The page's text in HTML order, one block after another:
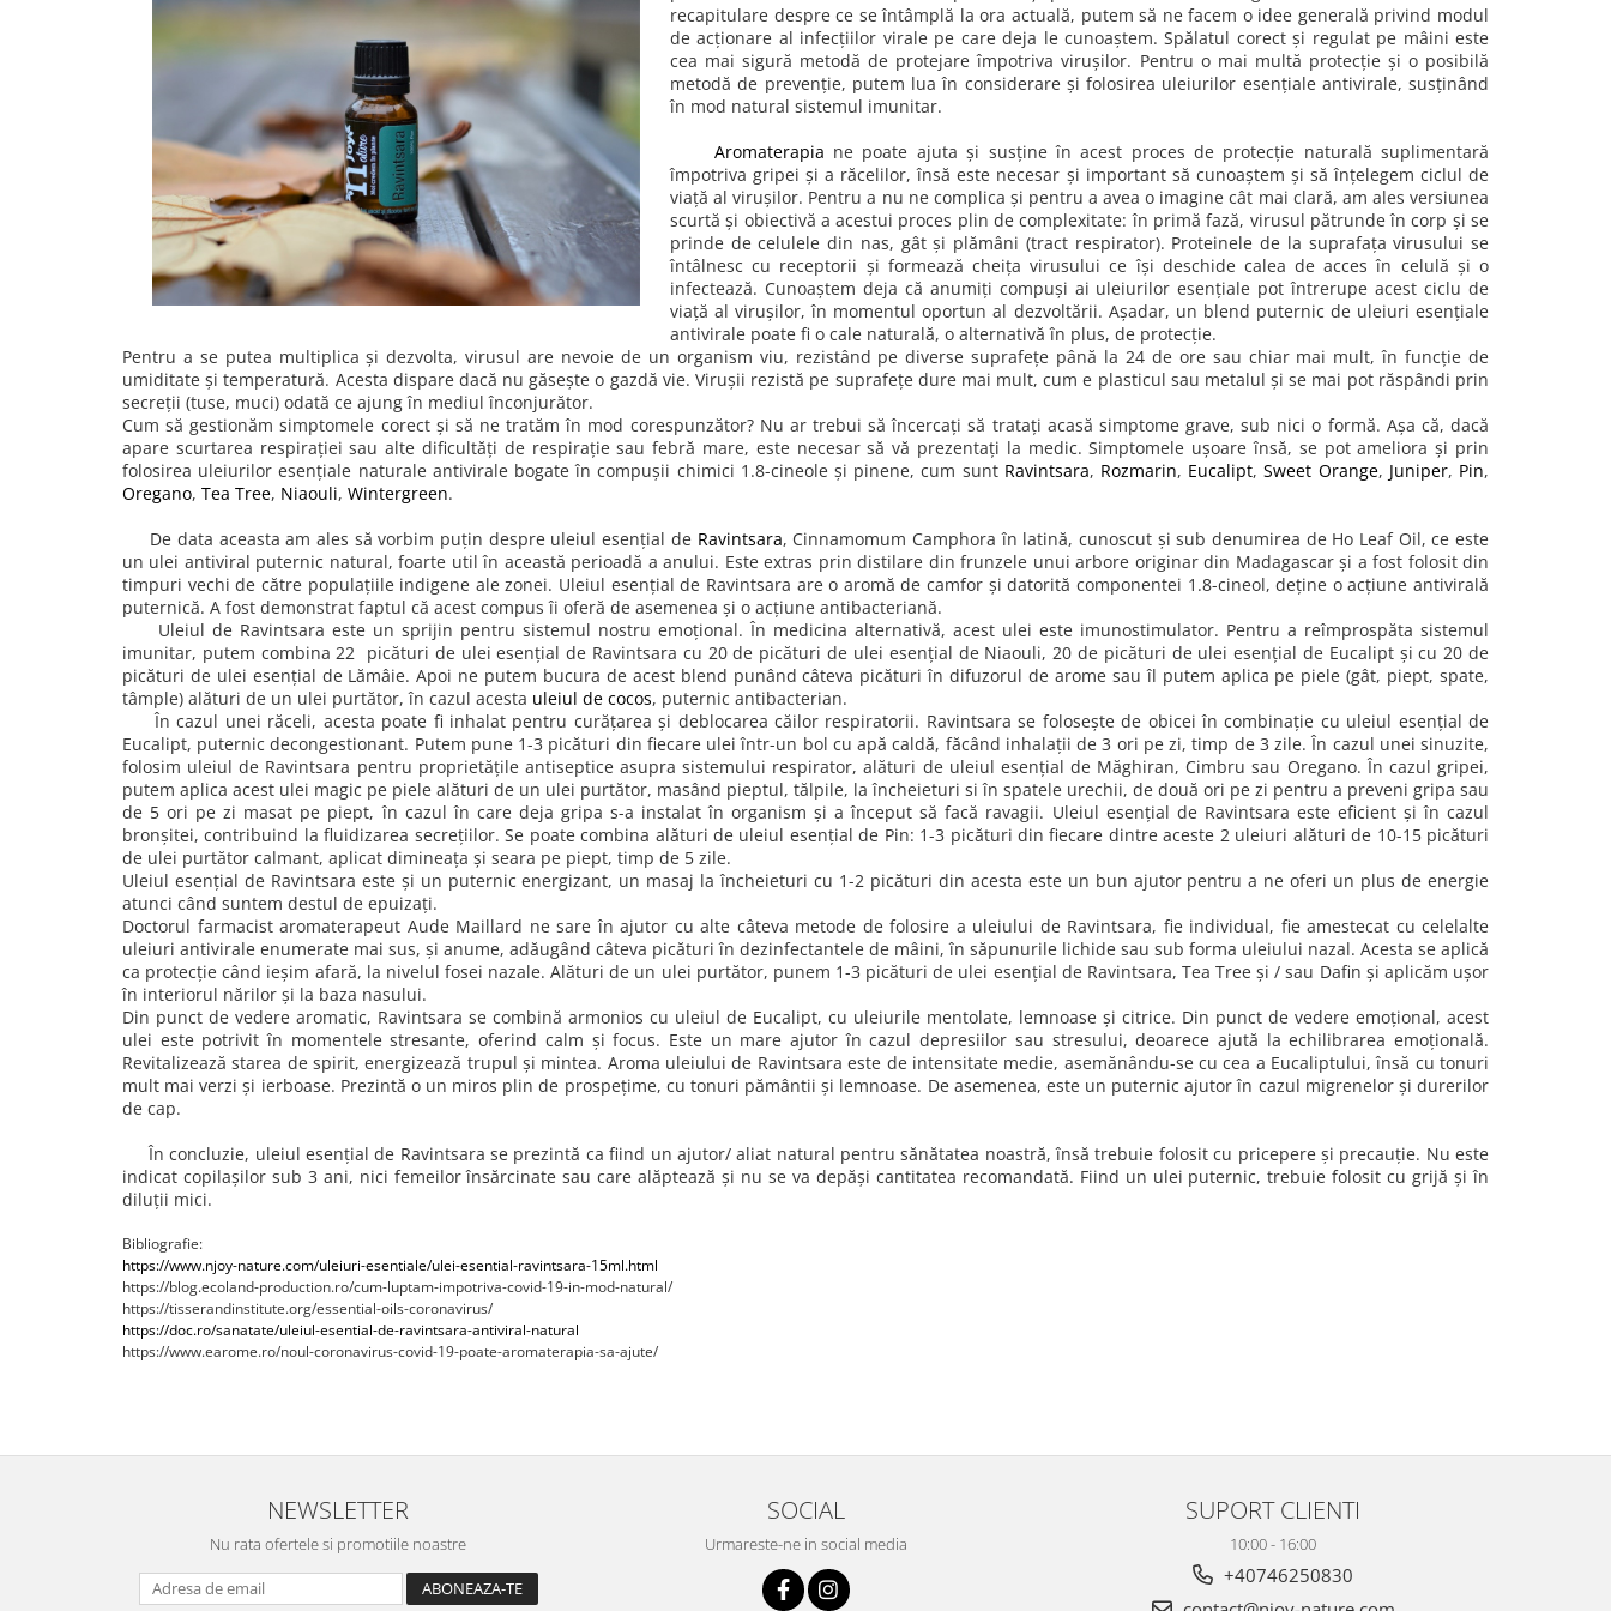
Chakrele si Uleiurile Esentiale
Arome tomnatice pentru încălzirea
Uleiul esențial de Ravintsara
Lună plină, bine ai revenit, te simt
Uleiul esenţial de Tămâie
Cum integrăm uleiurile esențiale în
8 Mituri despre uleiurile esențiale
Crăciun iubit, bine ai venit!
Ghidul Uleiurilor Esentiale
Ce trebuie sa stim atunci cand
folosim Uleiuri Esentiale
TOP 6 uleiuri Esentiale pentru a
combate Depresia
Imbratiseaza Toamna
Aromele Sarbatorilor de Iarna
Self love* In Asteptarea Soarelui
Pericole_vs_beneficii
recapitulare despre ce se întâmplă la ora actuală, putem să ne facem o idee generală privind modul
de acționare al infecțiilor virale pe care deja le cunoaștem. Spălatul corect și regulat pe mâini este
cea mai sigură metodă de protejare împotriva virușilor. Pentru o mai multă protecție și o posibilă
metodă de prevenție, putem lua în considerare și folosirea uleiurilor esențiale antivirale, susținând
în mod natural sistemul imunitar.
Aromaterapia ne poate ajuta și susține în acest proces de protecție naturală suplimentară
împotriva gripei și a răcelilor, însă este necesar și important să cunoaștem și să înțelegem ciclul de
viață al virușilor. Pentru a nu ne complica și pentru a avea o imagine cât mai clară, am ales versiunea
scurtă și obiectivă a acestui proces plin de complexitate: în primă fază, virusul pătrunde în corp și se
prinde de celulele din nas, gât și plămâni (tract respirator). Proteinele de la suprafața virusului se
întâlnesc cu receptorii și formează cheița virusului ce își deschide calea de acces în celulă și o
infectează. Cunoaștem deja că anumiți compuși ai uleiurilor esențiale pot întrerupe acest ciclu de
viață al virușilor, în momentul oportun al dezvoltării. Așadar, un blend puternic de uleiuri esențiale
antivirale poate fi o cale naturală, o alternativă în plus, de protecție.
Pentru a se putea multiplica și dezvolta, virusul are nevoie de un organism viu, rezistând pe diverse suprafețe până la 24 de ore sau chiar mai mult, în funcție de
umiditate și temperatură. Acesta dispare dacă nu găsește o gazdă vie. Virușii rezistă pe suprafețe dure mai mult, cum e plasticul sau metalul și se mai pot răspândi prin
secreții (tuse, muci) odată ce ajung în mediul înconjurător.
Cum să gestionăm simptomele corect și să ne tratăm în mod corespunzător? Nu ar trebui să încercați să tratați acasă simptome grave, sub nici o formă. Așa că, dacă
apare scurtarea respirației sau alte dificultăți de respirație sau febră mare, este necesar să vă prezentați la medic. Simptomele ușoare însă, se pot ameliora și prin
folosirea uleiurilor esențiale naturale antivirale bogate în compușii chimici 1.8-cineole și pinene, cum sunt Ravintsara, Rozmarin, Eucalipt,Sweet Orange, Juniper, Pin,
Oregano, Tea Tree, Niaouli, Wintergreen.
De data aceasta am ales să vorbim puțin despre uleiul esențial de Ravintsara, Cinnamomum Camphora în latină, cunoscut și sub denumirea de Ho Leaf Oil, ce este
un ulei antiviral puternic natural, foarte util în această perioadă a anului. Este extras prin distilare din frunzele unui arbore originar din Madagascar și a fost folosit din
timpuri vechi de către populațiile indigene ale zonei. Uleiul esențial de Ravintsara are o aromă de camfor și datorită componentei 1.8-cineol, deține o acțiune antivirală
puternică. A fost demonstrat faptul că acest compus îi oferă de asemenea și o acțiune antibacteriană.
Uleiul de Ravintsara este un sprijin pentru sistemul nostru emoțional. În medicina alternativă, acest ulei este imunostimulator. Pentru a reîmprospăta sistemul
imunitar, putem combina 22 picături de ulei esențial de Ravintsara cu 20 de picături de ulei esențial de Niaouli, 20 de picături de ulei esențial de Eucalipt și cu 20 de
picături de ulei esențial de Lămâie. Apoi ne putem bucura de acest blend punând câteva picături în difuzorul de arome sau îl putem aplica pe piele (gât, piept, spate,
tâmple) alături de un ulei purtător, în cazul acesta uleiul de cocos, puternic antibacterian.
În cazul unei răceli, acesta poate fi inhalat pentru curățarea și deblocarea căilor respiratorii. Ravintsara se folosește de obicei în combinație cu uleiul esențial de
Eucalipt, puternic decongestionant. Putem pune 1-3 picături din fiecare ulei într-un bol cu apă caldă, făcând inhalații de 3 ori pe zi, timp de 3 zile. În cazul unei sinuzite,
folosim uleiul de Ravintsara pentru proprietățile antiseptice asupra sistemului respirator, alături de uleiul esențial de Măghiran, Cimbru sau Oregano. În cazul gripei,
putem aplica acest ulei magic pe piele alături de un ulei purtător, masând pieptul, tălpile, la încheieturi si în spatele urechii, de două ori pe zi pentru a preveni gripa sau
de 5 ori pe zi masat pe piept, în cazul în care deja gripa s-a instalat în organism și a început să facă ravagii. Uleiul esențial de Ravintsara este eficient și în cazul
bronșitei, contribuind la fluidizarea secrețiilor. Se poate combina alături de uleiul esențial de Pin: 1-3 picături din fiecare dintre aceste 2 uleiuri alături de 10-15 picături
de ulei purtător calmant, aplicat dimineața și seara pe piept, timp de 5 zile.
Uleiul esențial de Ravintsara este și un puternic energizant, un masaj la încheieturi cu 1-2 picături din acesta este un bun ajutor pentru a ne oferi un plus de energie
atunci când suntem destul de epuizați.
Doctorul farmacist aromaterapeut Aude Maillard ne sare în ajutor cu alte câteva metode de folosire a uleiului de Ravintsara, fie individual, fie amestecat cu celelalte
uleiuri antivirale enumerate mai sus, și anume, adăugând câteva picături în dezinfectantele de mâini, în săpunurile lichide sau sub forma uleiului nazal. Acesta se aplică
ca protecție când ieșim afară, la nivelul fosei nazale. Alături de un ulei purtător, punem 1-3 picături de ulei esențial de Ravintsara, Tea Tree și / sau Dafin și aplicăm ușor
în interiorul nărilor și la baza nasului.
Din punct de vedere aromatic, Ravintsara se combină armonios cu uleiul de Eucalipt, cu uleiurile mentolate, lemnoase și citrice. Din punct de vedere emoțional, acest
ulei este potrivit în momentele stresante, oferind calm și focus. Este un mare ajutor în cazul depresiilor sau stresului, deoarece ajută la echilibrarea emoțională.
Revitalizează starea de spirit, energizează trupul și mintea. Aroma uleiului de Ravintsara este de intensitate medie, asemănându-se cu cea a Eucaliptului, însă cu tonuri
mult mai verzi și ierboase. Prezintă o un miros plin de prospețime, cu tonuri pământii și lemnoase. De asemenea, este un puternic ajutor în cazul migrenelor și durerilor
de cap.
În concluzie, uleiul esențial de Ravintsara se prezintă ca fiind un ajutor/ aliat natural pentru sănătatea noastră, însă trebuie folosit cu pricepere și precauție. Nu este
indicat copilașilor sub 3 ani, nici femeilor însărcinate sau care alăptează și nu se va depăși cantitatea recomandată. Fiind un ulei puternic, trebuie folosit cu grijă și în
diluții mici.
Bibliografie:
https://www.njoy-nature.com/uleiuri-esentiale/ulei-esential-ravintsara-15ml.html
https://blog.ecoland-production.ro/cum-luptam-impotriva-covid-19-in-mod-natural/
https://tisserandinstitute.org/essential-oils-coronavirus/
https://doc.ro/sanatate/uleiul-esential-de-ravintsara-antiviral-natural
https://www.earome.ro/noul-coronavirus-covid-19-poate-aromaterapia-sa-ajute/
NEWSLETTER
Nu rata ofertele si promotiile noastre
SOCIAL
Urmareste-ne in social media
SUPORT CLIENTI
10:00 - 16:00
+40746250830